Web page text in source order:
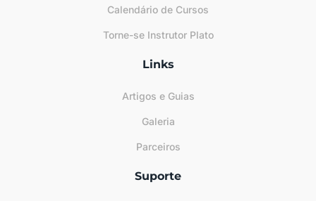
Calendário de Cursos
Torne-se Instrutor Plato
Links
Artigos e Guias
Galeria
Parceiros
Suporte